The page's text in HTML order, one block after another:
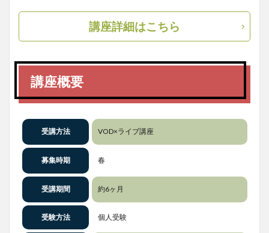
講座詳細はこちら
講座概要
受講方法 VOD×ライブ講座
募集時期 春
受講期間 約6ヶ月
受験方法 個人受験